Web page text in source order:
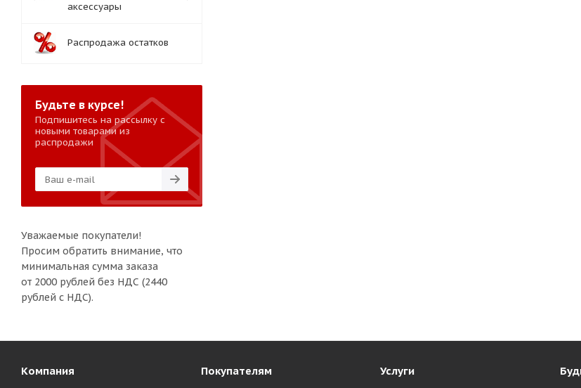
аксессуары
Распродажа остатков
Будьте в курсе!
Подпишитесь на рассылку с
новыми товарами из
распродажи
Уважаемые покупатели!
Просим обратить внимание, что
минимальная сумма заказа
от 2000 рублей без НДС (2440
рублей с НДС).
Компания Покупателям Услуги